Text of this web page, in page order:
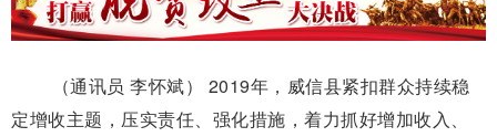
（通讯员 李怀斌） 2019年，威信县紧扣群众持续稳
定增收主题，压实责任、强化措施，着力抓好增加收入、